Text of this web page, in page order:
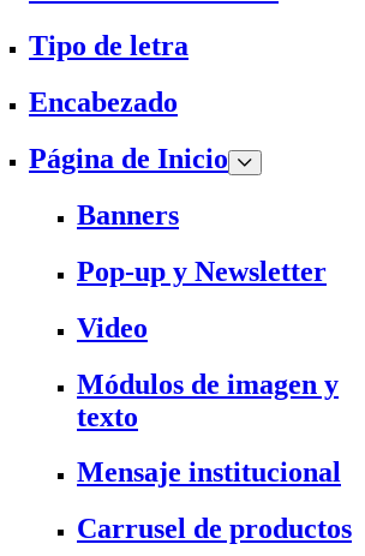
Tipo de letra
Encabezado
Página de Inicio
Banners
Pop-up y Newsletter
Video
Módulos de imagen y
texto
Mensaje institucional
Carrusel de productos